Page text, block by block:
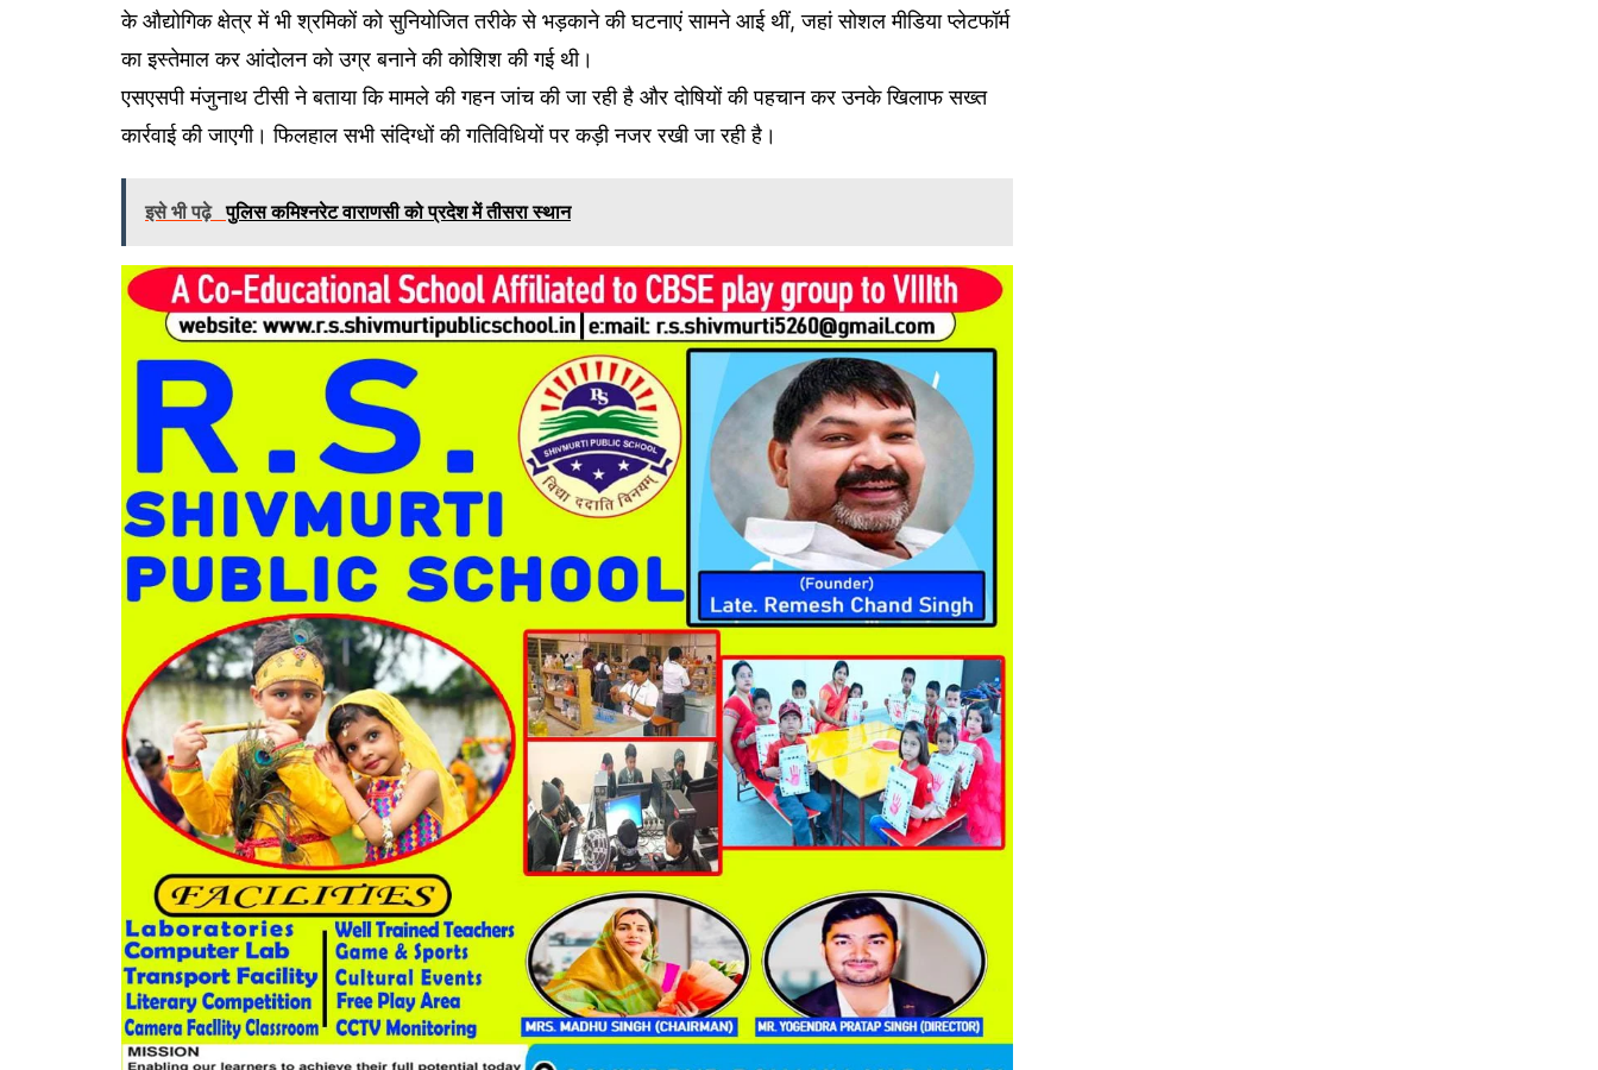
के औद्योगिक क्षेत्र में भी श्रमिकों को सुनियोजित तरीके से भड़काने की घटनाएं सामने आई थीं, जहां सोशल मीडिया प्लेटफॉर्म
का इस्तेमाल कर आंदोलन को उग्र बनाने की कोशिश की गई थी।
एसएसपी मंजुनाथ टीसी ने बताया कि मामले की गहन जांच की जा रही है और दोषियों की पहचान कर उनके खिलाफ सख्त
कार्रवाई की जाएगी। फिलहाल सभी संदिग्धों की गतिविधियों पर कड़ी नजर रखी जा रही है।
इसे भी पढ़े पुलिस कमिश्नरेट वाराणसी को प्रदेश में तीसरा स्थान